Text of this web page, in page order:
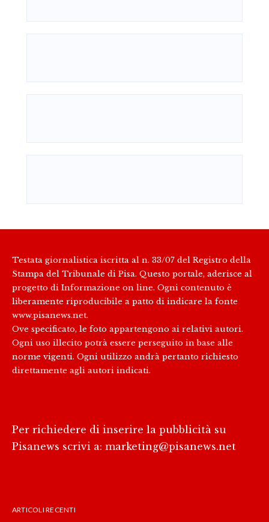
Testata giornalistica iscritta al n. 33/07 del Registro della
Stampa del Tribunale di Pisa. Questo portale, aderisce al
progetto di Informazione on line. Ogni contenuto è
liberamente riproducibile a patto di indicare la fonte
www.pisanews.net.
Ove specificato, le foto appartengono ai relativi autori.
Ogni uso illecito potrà essere perseguito in base alle
norme vigenti. Ogni utilizzo andrà pertanto richiesto
direttamente agli autori indicati.
Per richiedere di inserire la pubblicità su
Pisanews scrivi a: marketing@pisanews.net
ARTICOLI RECENTI